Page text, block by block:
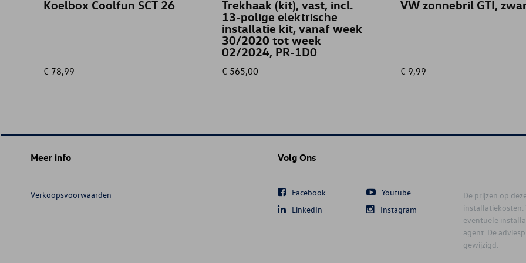
Koelbox Coolfun SCT 26
€ 78,99
Trekhaak (kit), vast, incl.
13-polige elektrische
installatie kit, vanaf week
30/2020 tot week
02/2024, PR-1D0
€ 565,00
VW zonnebril GTI,
€ 9,99
Meer info
Verkoopsvoorwaarden
Volg Ons
Facebook
Youtube
LinkedIn
Instagram
De prijzen op
installatiekosten.
eventuele
agent. De
gewijzigd.